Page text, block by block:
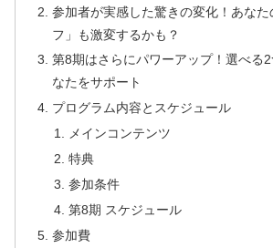
参加者が実感した驚きの変化！あなた
フ」も激変するかも？
第8期はさらにパワーアップ！選べる
なたをサポート
プログラム内容とスケジュール
メインコンテンツ
特典
参加条件
第8期 スケジュール
参加費